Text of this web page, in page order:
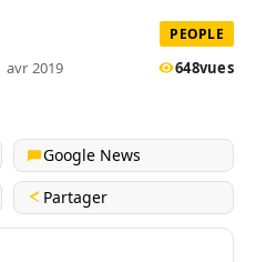
PEOPLE
avr 2019 648vues
Google News
Partager